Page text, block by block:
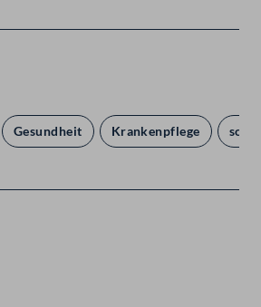
Gesundheit Krankenpflege